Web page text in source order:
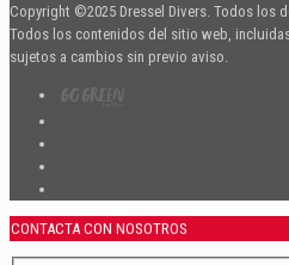
Copyright ©2025 Dressel Divers. Todos los
Todos los contenidos del sitio web,
sujetos a cambios sin previo aviso.
CONTACTA CON NOSOTROS